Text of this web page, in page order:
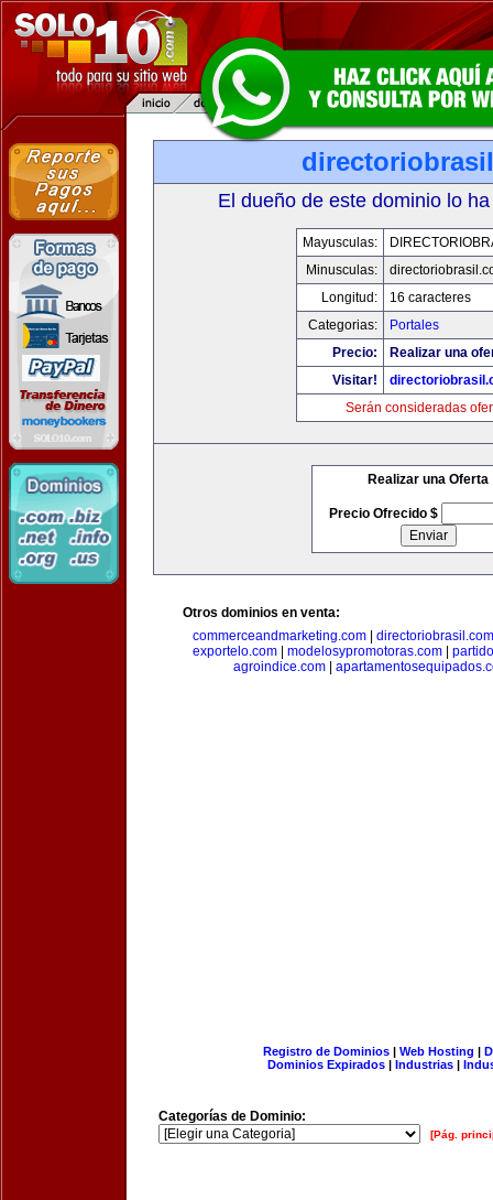
El dueño de este dominio lo
Mayusculas:
Minusculas:
Longitud:
16 caracteres
Categorias:
Portales
Precio:
Realizar una
Visitar!
Serán consideradas
Realizar una Oferta
Precio Ofrecido $
Otros dominios en venta:
commerceandmarketing.com| directoriobrasil.com
exportelo.com
modelosypromotoras.com
agroindice.com
Registro de Dominios| Web Hosting |
Dominios Expirados | Industrias |
Categorías de Dominio:
[Pág.